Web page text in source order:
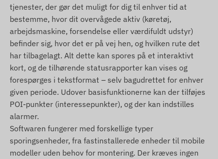
tjenester, der gør det muligt for dig til enhver tid at
bestemme, hvor dit overvågede aktiv (køretøj,
arbejdsmaskine, forsendelse eller værdifuldt udstyr)
befinder sig, hvor det er på vej hen, og hvilken rute det
har tilbagelagt. Alt dette kan spores på et interaktivt
kort, og de tilhørende statusrapporter kan vises og
forespørges i tekstformat – selv bagudrettet for enhver
given periode. Udover basisfunktionerne kan der tilføjes
POI-punkter (interessepunkter), og der kan indstilles
alarmer.
Softwaren fungerer med forskellige typer
sporingsenheder, fra fastinstallerede enheder til mobile
modeller uden behov for montering. Der kræves ingen